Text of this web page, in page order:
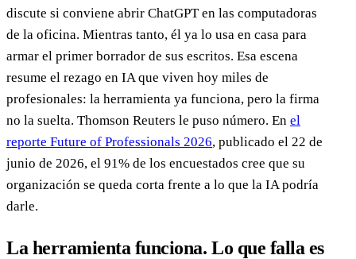
discute si conviene abrir ChatGPT en las computadoras
de la oficina. Mientras tanto, él ya lo usa en casa para
armar el primer borrador de sus escritos. Esa escena
resume el rezago en IA que viven hoy miles de
profesionales: la herramienta ya funciona, pero la firma
no la suelta. Thomson Reuters le puso número. En el
reporte Future of Professionals 2026, publicado el 22 de
junio de 2026, el 91% de los encuestados cree que su
organización se queda corta frente a lo que la IA podría
darle.
La herramienta funciona. Lo que falla es